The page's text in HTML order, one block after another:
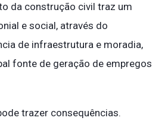
da construção civil traz um
e social, através do
de infraestrutura e moradia,
fonte de geração de empregos
trazer consequências.